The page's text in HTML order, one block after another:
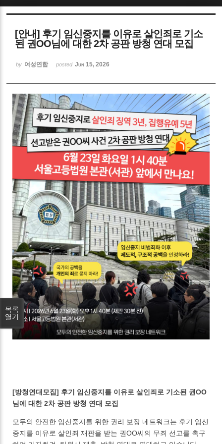
[안내] 후기 임신중지를 이유로 살인죄로 기소
된 권OO님에 대한 2차 공판 방청 연대 모집
by 여성연합 posted Jun 15, 2026
[방청연대모집] 후기 임신중지를 이유로 살인죄로 기소된 권OO
님에 대한 2차 공판 방청 연대 모집
모두의 안전한 임신중지를 위한 권리 보장 네트워크는 후기 임신
중지를 이유로 살인죄 재판을 받는 권OO씨의 무죄 선고를 촉구
목록
열기
Sketchbook5, 스케치북5
Sketchbook5, 스케치북5